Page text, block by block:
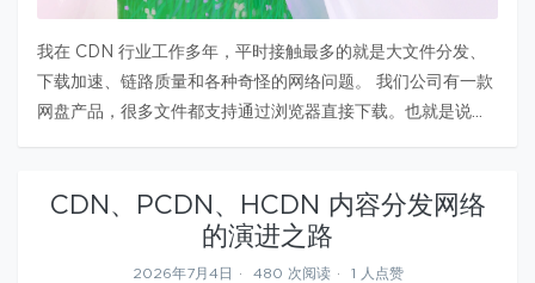
我在 CDN 行业工作多年，平时接触最多的就是大文件分发、
下载加速、链路质量和各种奇怪的网络问题。 我们公司有一款
网盘产品，很多文件都支持通过浏览器直接下载。也就是说，
下载体验优化，就会知道…
CDN、PCDN、HCDN 内容分发网络
的演进之路
2026年7月4日 480 次阅读 1 人点赞